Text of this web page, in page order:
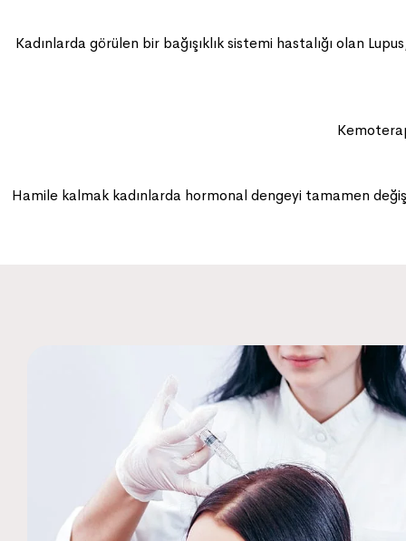
Kadınlarda görülen bir bağışıklık sistemi hastalığı olan
Hamile kalmak kadınlarda hormonal dengeyi tamamen